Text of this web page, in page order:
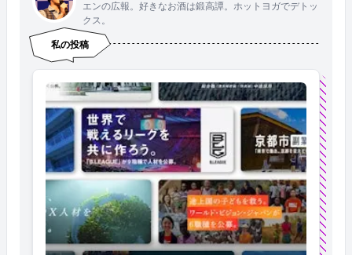
エンの広報。好きなお酒は鍛高譚。ホットヨガでデトッ
クス。
私の投稿